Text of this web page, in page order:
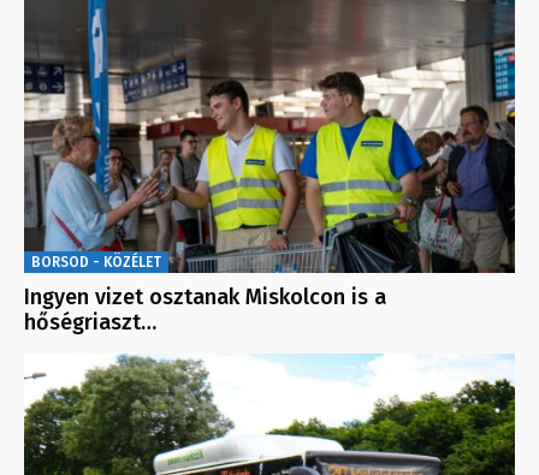
BORSOD - KÖZÉLET
Ingyen vizet osztanak Miskolcon is a
hőségriaszt…